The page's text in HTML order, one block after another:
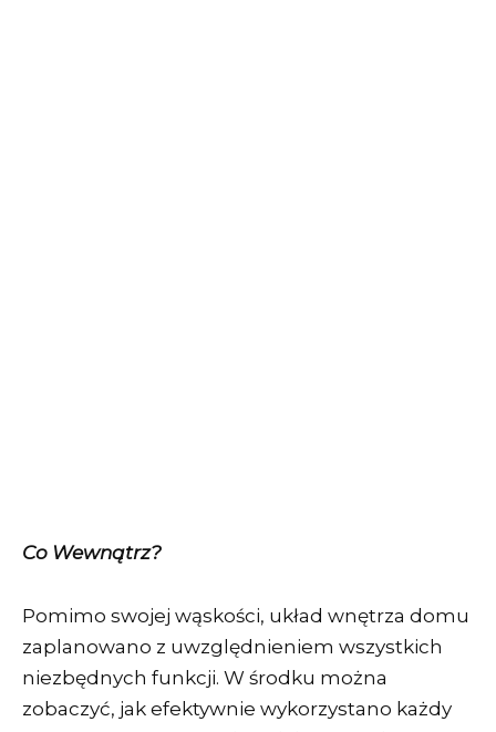
Co Wewnątrz?
Pomimo swojej wąskości, układ wnętrza domu
zaplanowano z uwzględnieniem wszystkich
niezbędnych funkcji. W środku można
zobaczyć, jak efektywnie wykorzystano każdy